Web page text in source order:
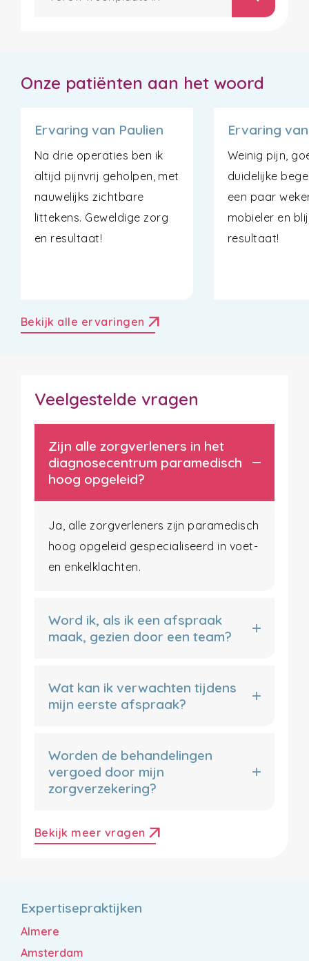
Onze patiënten aan het woord
Ervaring van Paulien
Na drie operaties ben ik
altijd pijnvrij geholpen, met
nauwelijks zichtbare
littekens. Geweldige zorg
en resultaat!
Ervaring
Weinig pijn,
duidelijke
een paar
mobieler en
resultaat!
Bekijk alle ervaringen arrow_outward
Veelgestelde vragen
Zijn alle zorgverleners in het
diagnosecentrum paramedisch
hoog opgeleid?
Ja, alle zorgverleners zijn paramedisch
hoog opgeleid gespecialiseerd in voet-
en enkelklachten.
Word ik, als ik een afspraak
maak, gezien door een team?
Wat kan ik verwachten tijdens
mijn eerste afspraak?
Worden de behandelingen
vergoed door mijn
zorgverzekering?
Bekijk meer vragen arrow_outward
Expertisepraktijken
Almere
Amsterdam